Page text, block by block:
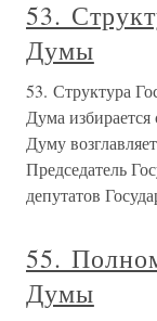
53.
Думы
53. Структура
Дума
Думу
Председатель
депутатов
55.
Думы